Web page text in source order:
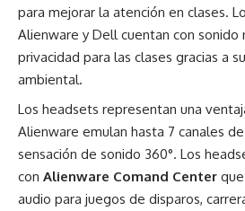
para mejorar la atención en clases.
Alienware y Dell cuentan con sonido
privacidad para las clases gracias a
ambiental.
Los headsets representan una
Alienware emulan hasta 7 canales
sensación de sonido 360°. Los
con Alienware Comand Center
audio para juegos de disparos,